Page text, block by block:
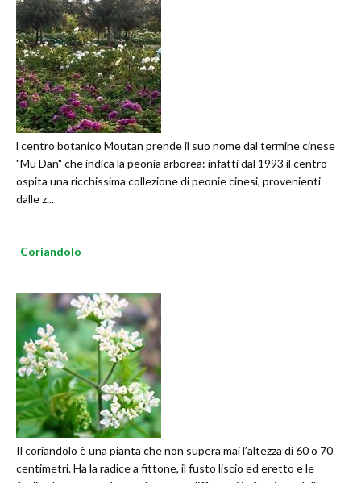
l centro botanico Moutan prende il suo nome dal termine cinese
"Mu Dan" che indica la peonia arborea: infatti dal 1993 il centro
ospita una ricchissima collezione di peonie cinesi, provenienti
dalle z...
Coriandolo
Il coriandolo è una pianta che non supera mai l’altezza di 60 o 70
centimetri. Ha la radice a fittone, il fusto liscio ed eretto e le